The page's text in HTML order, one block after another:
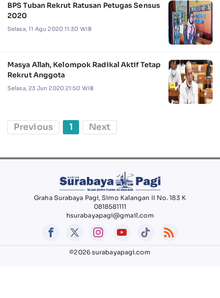
BPS Tuban Rekrut Ratusan Petugas Sensus
2020
Selasa, 11 Agu 2020 11:30 WIB
Masya Allah, Kelompok Radikal Aktif Tetap
Rekrut Anggota
Selasa, 23 Jun 2020 21:50 WIB
Previous 1 Next
Graha Surabaya Pagi, Simo Kalangan II No. 183 K
0818581111
hsurabayapagi@gmail.com
©2026 surabayapagi.com